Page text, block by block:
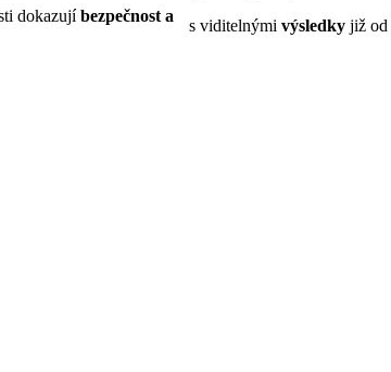
dokazujíbezpečnost a
s viditelnými výsledky již od